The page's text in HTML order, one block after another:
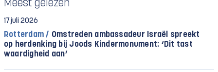
Meest gelezen
17 juli 2026
Rotterdam / Omstreden ambassadeur Israël spreekt
op herdenking bij Joods Kindermonument: ‘Dit tast
waardigheid aan’